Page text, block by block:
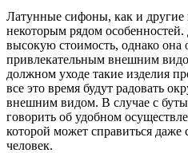
Латунные сифоны, как и другие
некоторым рядом
высокую стоимость, однако она
привлекательным внешним
должном уходе такие изделия
все это время будут радовать
внешним видом. В случае с
говорить об удобном
которой может справиться
человек.